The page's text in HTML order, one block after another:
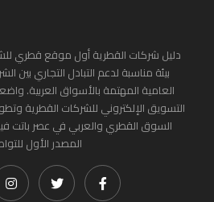
دليل شركات القطرية أول موقع قطري
بيئة مناسبة لدعم التبادل التجاري بين
العامية المهتمة بالأسواق العربية.
التسويق الإلكتروني للشركات القطرية
السوق القطري والعربي في عصر باتت
المصدر الأول